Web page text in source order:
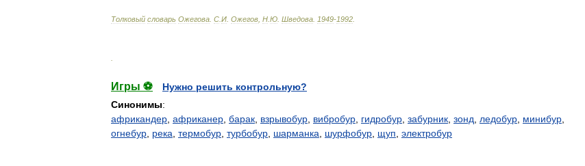
Толковый словарь Ожегова С И Ожегов Н Ю Шведова 1949-1992
Игры ⚽
Нужно решить контрольную?
Синонимы:
африкандер африканер барак взрывобур вибробур гидробур забурник зонд ледобур минибур
огнебур река термобур турбобур шарманка шурфобур щуп электробур